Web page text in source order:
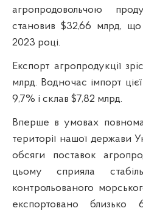
агропродовольчою
становив $32,66 млрд,
2023 році.
Експорт агропродукції
млрд. Водночас імпорт
9,7% і склав $7,82 млрд.
Вперше в умовах
території нашої держави
обсяги поставок
цьому сприяла
контрольованого
експортовано